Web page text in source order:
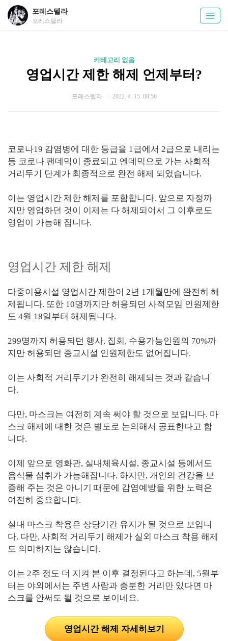
포레스텔라
포레스텔라
카테고리 없음
영업시간 제한 해제 언제부터?
포레스텔라 2022. 4. 15. 08:56
코로나19 감염병에 대한 등급을 1급에서 2급으로 내리는
등 코로나 팬데믹이 종료되고 엔데믹으로 가는 사회적
거리두기 단계가 최종적으로 완전 해제 되었습니다.
이는 영업시간 제한 해제를 포함합니다. 앞으로 자정까
지만 영업하던 것이 이제는 다 해제되어서 그 이후로도
영업이 가능해 집니다.
영업시간 제한 해제
다중이용시설 영업시간 제한이 2년 1개월만에 완전히 해
제됩니다. 또한 10명까지만 허용되던 사적모임 인원제한
도 4월 18일부터 해제됩니다.
299명까지 허용되던 행사, 집회, 수용가능인원의 70%까
지만 허용되던 종교시설 인원제한도 없어집니다.
이는 사회적 거리두기가 완전히 해제되는 것과 같습니
다.
다만, 마스크는 여전히 계속 써야 할 것으로 보입니다. 마
스크 해제에 대한 것은 별도로 논의해서 공표한다고 합
니다.
이제 앞으로 영화관, 실내체육시설, 종교시설 등에서도
음식물 섭취가 가능해집니다. 하지만, 개인의 건강을 보
증해 주는 것은 아니기 때문에 감염예방을 위한 노력은
여전히 중요합니다.
실내 마스크 착용은 상당기간 유지가 될 것으로 보입니
다. 다만, 사회적 거리두기 해제가 실외 마스크 착용 해제
도 의미하지는 않습니다.
이는 2주 정도 더 지켜 본 이후 결정된다고 하는데, 5월부
터는 야외에서는 주변 사람과 충분한 거리만 있다면 마
스크를 안써도 될 것으로 보이네요.
영업시간 해제 자세히보기